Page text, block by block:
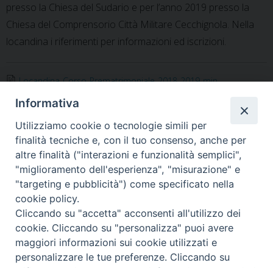
presso la Chiesa del Sudario e per l’anno 2019 presso la
Chiesa del Comprensorio Città Militare Cecchignola. Nella
locandina i riferimenti per informazioni ed iscrizioni.
Locandina-Corso-Prematrimoniale-2018-2019-min
Dalle zone pastorali
In rete il n. 8 anno 2018 di
“Senza Confini”
Corso Annuale di
Aggiornamento Pastorale –
Ordinariato Militare per l'Italia
Informativa
Utilizziamo cookie o tecnologie simili per
finalità tecniche e, con il tuo consenso, anche per
altre finalità ("interazioni e funzionalità semplici",
"miglioramento dell'esperienza", "misurazione" e
"targeting e pubblicità") come specificato nella
cookie policy.
Cliccando su "accetta" acconsenti all'utilizzo dei
cookie. Cliccando su "personalizza" puoi avere
maggiori informazioni sui cookie utilizzati e
personalizzare le tue preferenze. Cliccando su